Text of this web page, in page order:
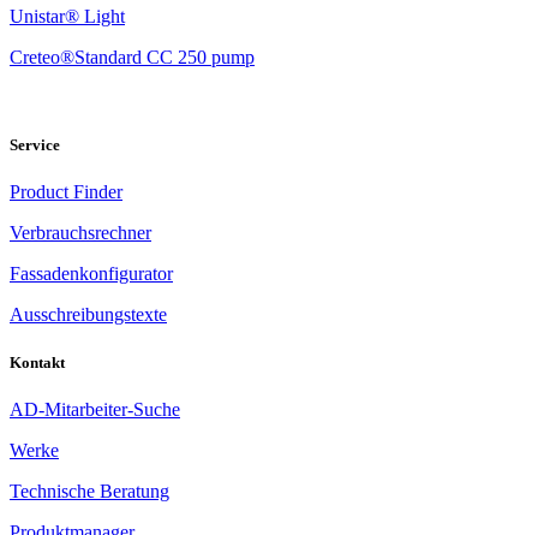
Unistar® Light
Creteo®Standard CC 250 pump
Service
Product Finder
Verbrauchsrechner
Fassadenkonfigurator
Ausschreibungstexte
Kontakt
AD-Mitarbeiter-Suche
Werke
Technische Beratung